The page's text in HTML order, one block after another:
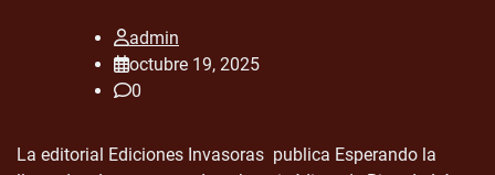
admin
octubre 19, 2025
0
La editorial Ediciones Invasoras publica Esperando la